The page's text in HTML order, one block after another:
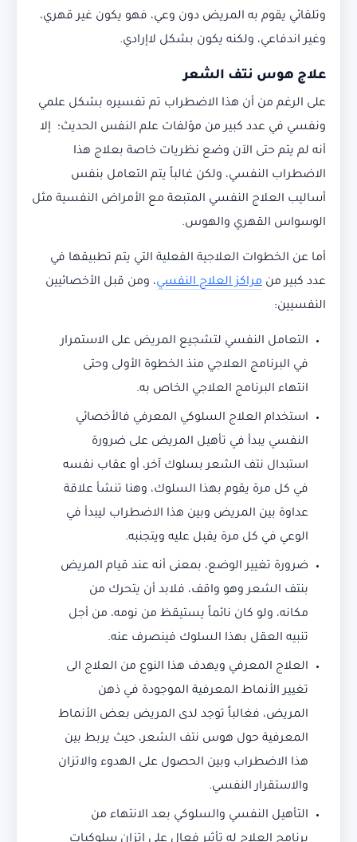
وتلقائي يقوم به المريض دون وعي، فهو يكون غير قهري،
وغير اندفاعي، ولكنه يكون بشكل لاإرادي.
علاج هوس نتف الشعر
على الرغم من أن هذا الاضطراب تم تفسيره بشكل علمي
ونفسي في عدد كبير من مؤلفات علم النفس الحديث؛ إلا
أنه لم يتم حتى الآن وضع نظريات خاصة بعلاج هذا
الاضطراب النفسي، ولكن غالباً يتم التعامل بنفس
أساليب العلاج النفسي المتبعة مع الأمراض النفسية مثل
الوسواس القهري والهوس.
أما عن الخطوات العلاجية الفعلية التي يتم تطبيقها في
عدد كبير من مراكز العلاج النفسي، ومن قبل الأخصائيين
النفسيين:
التعامل النفسي لتشجيع المريض على الاستمرار
في البرنامج العلاجي منذ الخطوة الأولى وحتى
انتهاء البرنامج العلاجي الخاص به.
استخدام العلاج السلوكي المعرفي فالأخصائي
النفسي يبدأ في تأهيل المريض على ضرورة
استبدال نتف الشعر بسلوك آخر، أو عقاب نفسه
في كل مرة يقوم بهذا السلوك، وهنا تنشأ علاقة
عداوة بين المريض وبين هذا الاضطراب ليبدأ في
الوعي في كل مرة يقبل عليه ويتجنبه.
ضرورة تغيير الوضع، بمعنى أنه عند قيام المريض
بنتف الشعر وهو واقف، فلابد أن يتحرك من
مكانه، ولو كان نائماً يستيقظ من نومه، من أجل
تنبيه العقل بهذا السلوك فينصرف عنه.
العلاج المعرفي ويهدف هذا النوع من العلاج الى
تغيير الأنماط المعرفية الموجودة في ذهن
المريض، فغالباً توجد لدى المريض بعض الأنماط
المعرفية حول هوس نتف الشعر، حيث يربط بين
هذا الاضطراب وبين الحصول على الهدوء والاتزان
والاستقرار النفسي.
التأهيل النفسي والسلوكي بعد الانتهاء من